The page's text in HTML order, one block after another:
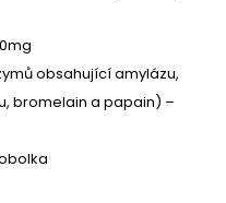
obsahující amylázu,
bromelain a papain) –